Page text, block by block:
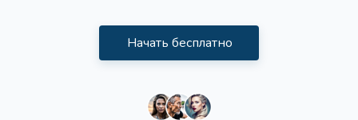
Начать бесплатно